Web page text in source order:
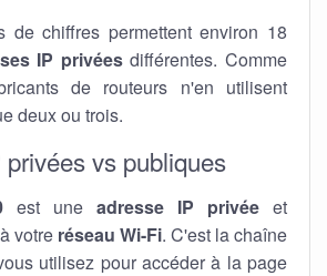
de chiffres permettent environ 18
IP privéesdifférentes. Comme
de routeurs n'en utilisent
deux ou trois.
vs publiques
est une adresse IP privée et
votre réseau Wi-Fi. C'est la chaîne
utilisez pour accéder à la page